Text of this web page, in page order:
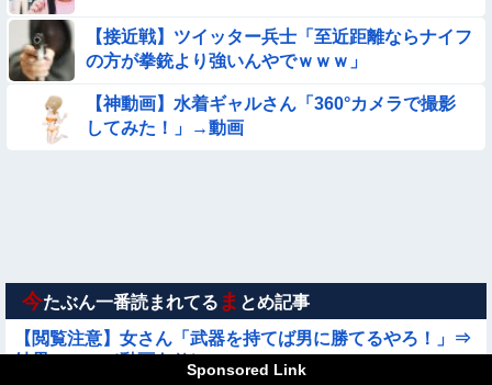
【画像】プールに来てた水着JCたち どの娘を選ぶの？
★【画像】この飲み物覚えてるやつ0人説
ｗｗｗｗｗｗｗ
【接近戦】ツイッター兵士「至近距離ならナイフ
の方が拳銃より強いんやでｗｗｗ」
【神動画】水着ギャルさん「360°カメラで撮影
してみた！」→動画
今たぶん一番読まれてる ま とめ記事
【閲覧注意】女さん「武器を持てば男に勝てるやろ！」⇒
結果・・・（動画あり）Sponsored Link